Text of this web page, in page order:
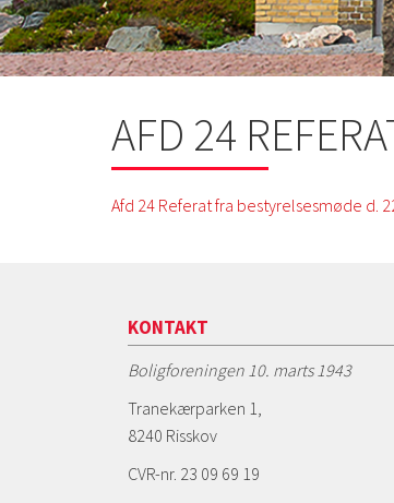
AFD 24
Afd 24 Referat fra bestyrelsesmøde d.
KONTAKT
Boligforeningen 10. marts 1943
Tranekærparken 1,
8240 Risskov
CVR-nr. 23 09 69 19